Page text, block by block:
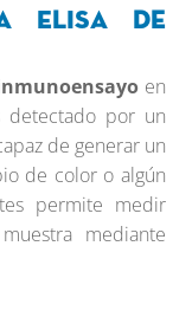
ELISA de
en
detectado por un
de generar un
de color o algún
permite medir
mediante